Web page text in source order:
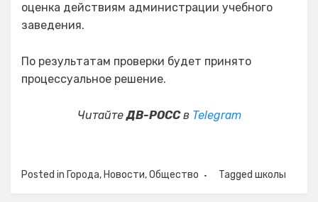
оценка действиям администрации учебного
заведения.
По результатам проверки будет принято
процессуальное решение.
ЧитайтеДВ-РОССв Telegram
Posted in Города, Новости,Общество Tagged школы